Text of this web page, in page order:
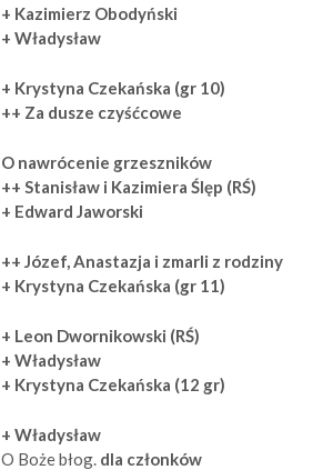
+ Kazimierz Obodyński
+ Władysław
+ Krystyna Czekańska (gr 10)
++ Za dusze czyśćcowe
O nawrócenie grzeszników
++ Stanisław i Kazimiera Ślęp (RŚ)
+ Edward Jaworski
++ Józef, Anastazja i zmarli z rodziny
+ Krystyna Czekańska (gr 11)
+ Leon Dwornikowski (RŚ)
+ Władysław
+ Krystyna Czekańska (12 gr)
+ Władysław
O Boże błog. dla członków